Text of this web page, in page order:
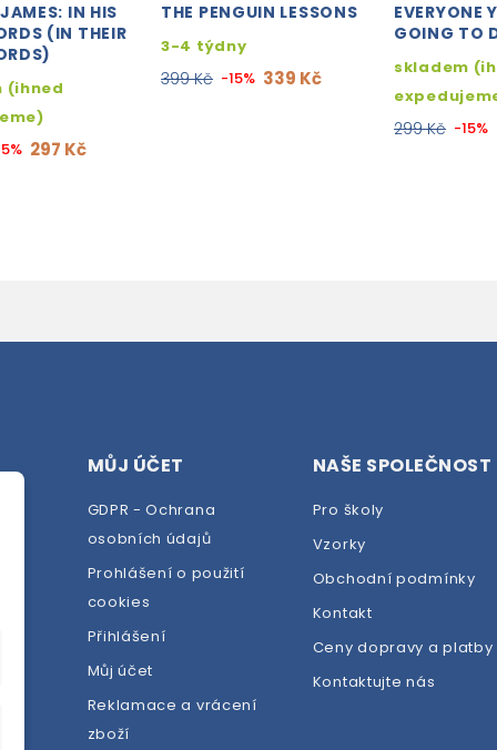
IN HIS
(IN THEIR
(ihned
297 Kč
THE PENGUIN LESSONS
3-4 týdny
399 Kč -15% 339 Kč
EVERYONE
GOING TO
skladem
299 Kč -15%
MŮJ ÚČET
GDPR - Ochrana
osobních údajů
Prohlášení o použití
cookies
Přihlášení
Můj účet
Reklamace a vrácení
zboží
NAŠE SPOLEČNOST
Pro školy
Vzorky
Obchodní podmínky
Kontakt
Ceny dopravy a platby
Kontaktujte nás